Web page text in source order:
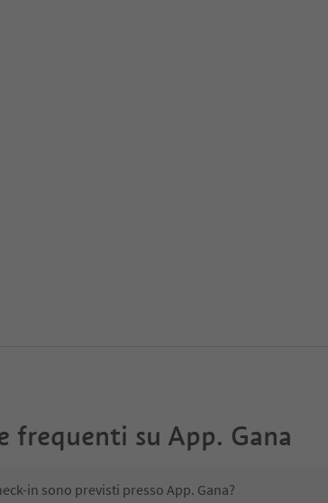
frequenti su App. Gana
in sono previsti presso App. Gana?